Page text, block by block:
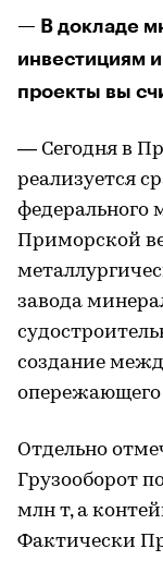
— В докладе
инвестициям
проекты вы
— Сегодня в
реализуется
федерального
Приморской
завода
создание
опережающего
Отдельно
Грузооборот
млн т, а
Фактически